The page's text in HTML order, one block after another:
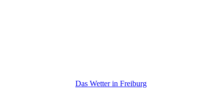
Das Wetter in Freiburg